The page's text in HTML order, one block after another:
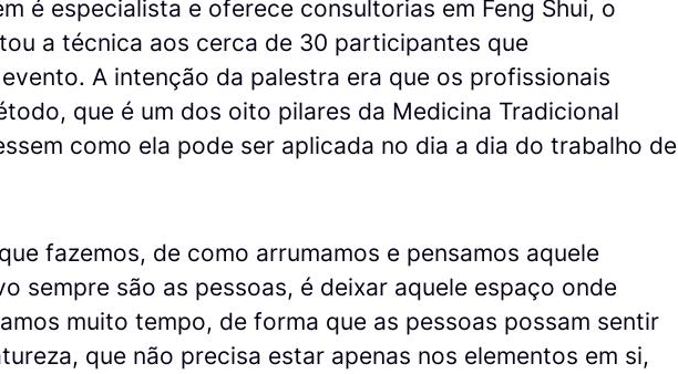
é especialista e oferece consultorias em Feng Shui, o
a técnica aos cerca de 30 participantes que
A intenção da palestra era que os profissionais
que é um dos oito pilares da Medicina Tradicional
como ela pode ser aplicada no dia a dia do trabalho de
fazemos, de como arrumamos e pensamos aquele
sempre são as pessoas, é deixar aquele espaço onde
muito tempo, de forma que as pessoas possam sentir
que não precisa estar apenas nos elementos em si,